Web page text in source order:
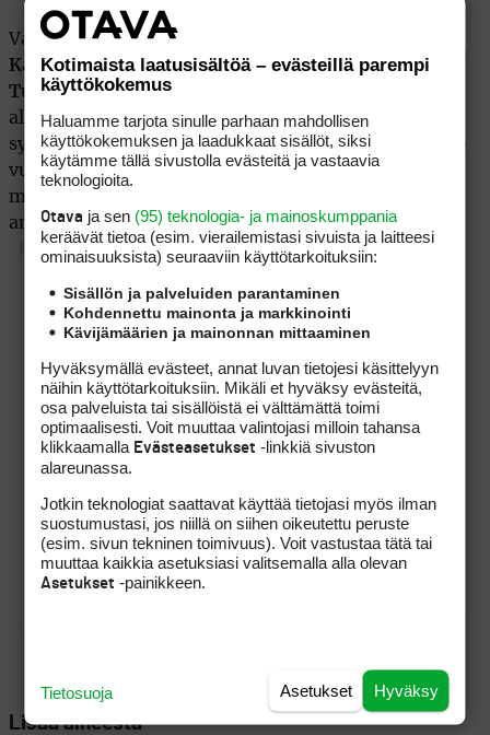
Vastaavanlainen koettiin vuonna 2006, jolloin
Karjalainensai paikan CT:n menestyksiensä kautta,
Tuomas Tuovinenkarsinnoista. Ilonen haki tuolloin
alkuvuoden vauhtia Challenge Tourilta, ja sai vasta
syksystä varmistettua paluunsa, täyden kortin ET:lle
vuodeksi 2007. Vuosi 2011 tulee siis olemaan tässä
mielessä historiallinen suomalaisessa
ammattilaisgolfissa.
Lisää aiheesta
Kotimaista laatusisältöä – evästeillä parempi
käyttökokemus
Haluamme tarjota sinulle parhaan mahdollisen
käyttökokemuksen ja laadukkaat sisällöt, siksi
käytämme tällä sivustolla evästeitä ja vastaavia
teknologioita.
Otava ja sen (95) teknologia- ja mainoskumppania
keräävät tietoa (esim. vierailemis­tasi sivuista ja laitteesi
ominaisuuk­sista) seuraaviin käyttötarkoituksiin:
Sisällön ja palveluiden parantaminen
Kohdennettu mainonta ja markkinointi
Kävijämäärien ja mainonnan mittaaminen
Hyväksymällä evästeet, annat luvan tietojesi käsittelyyn
näihin käyttötarkoituksiin. Mikäli et hyväksy evästeitä,
osa palveluista tai sisällöistä ei välttämättä toimi
optimaalisesti. Voit muuttaa valintojasi milloin tahansa
klikkaamalla Evästeasetukset -linkkiä sivuston
alareunassa.
Jotkin teknologiat saattavat käyttää tietojasi myös ilman
suostumustasi, jos niillä on siihen oikeutettu peruste
(esim. sivun tekninen toimivuus). Voit vastustaa tätä tai
muuttaa kaikkia asetuksiasi valitsemalla alla olevan
Asetukset -painikkeen.
Hyväksy
Asetukset
Tietosuoja